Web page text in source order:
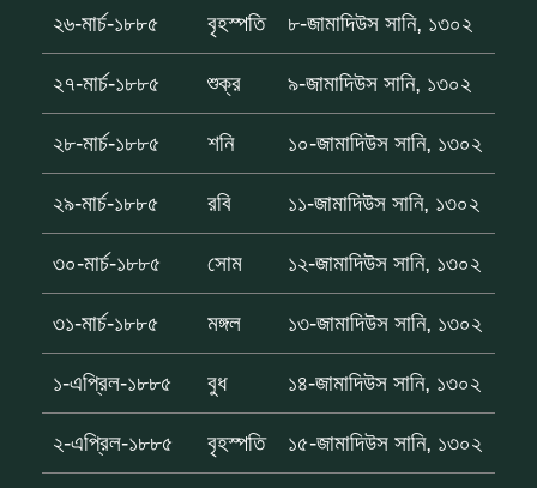
২৬-মার্চ-১৮৮৫ বৃহস্পতি ৮-জামাদিউস সানি, ১৩০২
২৭-মার্চ-১৮৮৫ শুক্র ৯-জামাদিউস সানি, ১৩০২
২৮-মার্চ-১৮৮৫ শনি ১০-জামাদিউস সানি, ১৩০২
২৯-মার্চ-১৮৮৫ রবি ১১-জামাদিউস সানি, ১৩০২
৩০-মার্চ-১৮৮৫ সোম ১২-জামাদিউস সানি, ১৩০২
৩১-মার্চ-১৮৮৫ মঙ্গল ১৩-জামাদিউস সানি, ১৩০২
১-এপ্রিল-১৮৮৫ বুধ ১৪-জামাদিউস সানি, ১৩০২
২-এপ্রিল-১৮৮৫ বৃহস্পতি ১৫-জামাদিউস সানি, ১৩০২